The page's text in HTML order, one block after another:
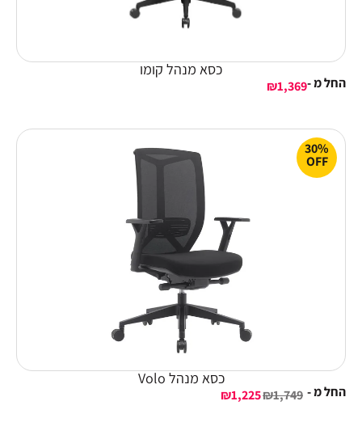
כסא מנהל קומו
החל מ - ₪1,369
30%
OFF
כסא מנהל Volo
החל מ - ₪1,749
₪1,225